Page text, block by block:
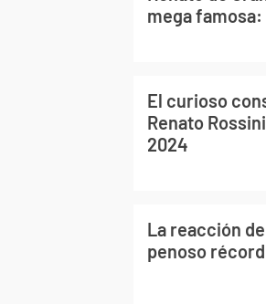
mega famosa:
El curioso
Renato
2024
La reacción
penoso